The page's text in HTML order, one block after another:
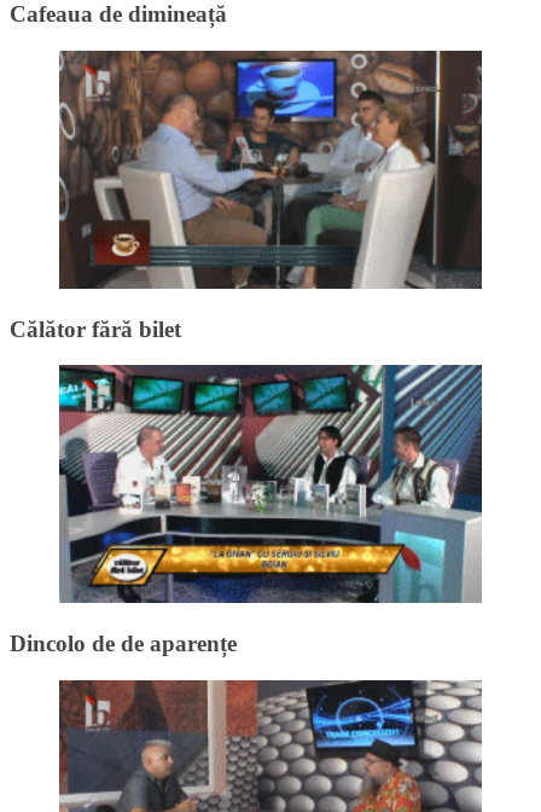
Cafeaua de dimineață
Călător fără bilet
Dincolo de de aparențe